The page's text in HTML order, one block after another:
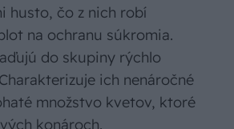
husto, čo z nich robí
na ochranu súkromia.
do skupiny rýchlo
ich nenáročné
množstvo kvetov, ktoré
konároch.